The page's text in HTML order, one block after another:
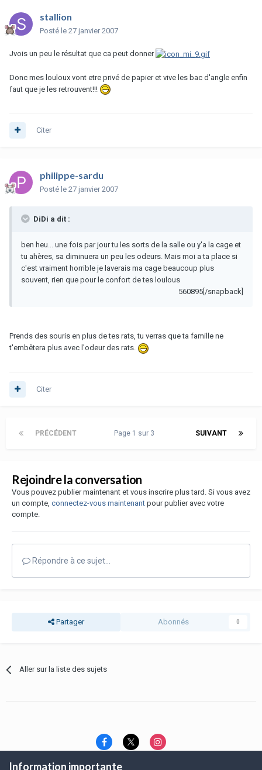
stallion
Posté le 27 janvier 2007
Jvois un peu le résultat que ca peut donner
Donc mes louloux vont etre privé de papier et vive les bac d'angle enfin
faut que je les retrouvent!!!
Citer
philippe-sardu
Posté le 27 janvier 2007
DiDi a dit :
ben heu... une fois par jour tu les sorts de la salle ou y'a la cage et
tu ahères, sa diminuera un peu les odeurs. Mais moi a ta place si
c'est vraiment horrible je laverais ma cage beaucoup plus
souvent, rien que pour le confort de tes loulous
560895[/snapback]
Prends des souris en plus de tes rats, tu verras que ta famille ne
t'embêtera plus avec l'odeur des rats.
Citer
PRÉCÉDENT SUIVANT
Page 1 sur 3
Rejoindre la conversation
Vous pouvez publier maintenant et vous inscrire plus tard. Si vous avez
un compte, connectez-vous maintenant pour publier avec votre
compte.
Répondre à ce sujet…
Partager Abonnés 0
Aller sur la liste des sujets
Information importante